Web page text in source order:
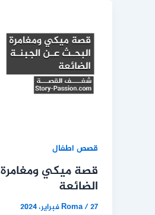
قصص اطفال
قصة ميكي
الضائعة
Roma/27 فبراير، 2024